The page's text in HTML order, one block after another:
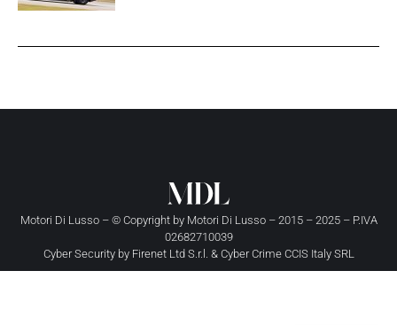
Motori Di Lusso – © Copyright by Motori Di Lusso– 2015 – 2025 – P.IVA
02682710039
Cyber Security by Firenet Ltd S.r.l. & Cyber Crime CCIS Italy SRL